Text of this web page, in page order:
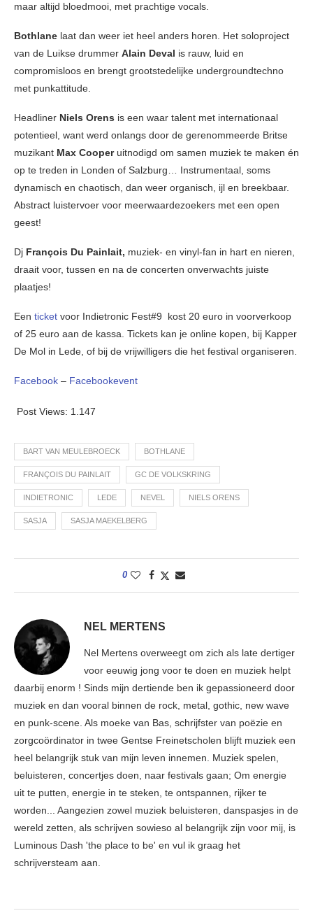
maar altijd bloedmooi, met prachtige vocals.
Bothlane laat dan weer iet heel anders horen. Het soloproject
van de Luikse drummer Alain Deval is rauw, luid en
compromisloos en brengt grootstedelijke undergroundtechno
met punkattitude.
Headliner Niels Orens is een waar talent met internationaal
potentieel, want werd onlangs door de gerenommeerde Britse
muzikant Max Cooper uitnodigd om samen muziek te maken én
op te treden in Londen of Salzburg… Instrumentaal, soms
dynamisch en chaotisch, dan weer organisch, ijl en breekbaar.
Abstract luistervoer voor meerwaardezoekers met een open
geest!
Dj François Du Painlait, muziek- en vinyl-fan in hart en nieren,
draait voor, tussen en na de concerten onverwachts juiste
plaatjes!
Een ticket voor Indietronic Fest#9 kost 20 euro in voorverkoop
of 25 euro aan de kassa. Tickets kan je online kopen, bij Kapper
De Mol in Lede, of bij de vrijwilligers die het festival organiseren.
Facebook – Facebookevent
Post Views: 1.147
BART VAN MEULEBROECK BOTHLANE
FRANÇOIS DU PAINLAIT GC DE VOLKSKRING
INDIETRONIC LEDE NEVEL NIELS ORENS
SASJA SASJA MAEKELBERG
0
NEL MERTENS
Nel Mertens overweegt om zich als late dertiger
voor eeuwig jong voor te doen en muziek helpt
daarbij enorm ! Sinds mijn dertiende ben ik gepassioneerd door
muziek en dan vooral binnen de rock, metal, gothic, new wave
en punk-scene. Als moeke van Bas, schrijfster van poëzie en
zorgcoördinator in twee Gentse Freinetscholen blijft muziek een
heel belangrijk stuk van mijn leven innemen. Muziek spelen,
beluisteren, concertjes doen, naar festivals gaan; Om energie
uit te putten, energie in te steken, te ontspannen, rijker te
worden... Aangezien zowel muziek beluisteren, danspasjes in de
wereld zetten, als schrijven sowieso al belangrijk zijn voor mij, is
Luminous Dash 'the place to be' en vul ik graag het
schrijversteam aan.